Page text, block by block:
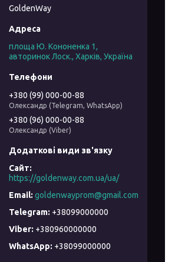
GoldenWay
площа Ю. Кононенка 1,
авторинок Лоск., Харків, Україна
+380 (99) 000-00-88
Олександр (Telegram, WhatsApp)
+380 (96) 000-00-88
Олександр (Viber)
https://goldenway.com.ua/ua/
goldenwayprom@gmail.com
+38099000000
+380960000000
+38099000000